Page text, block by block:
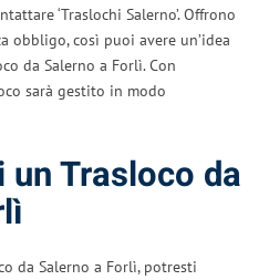
‘Traslochi Salerno’. Offrono
obbligo, così puoi avere un’idea
da Salerno a Forlì. Con
sarà gestito in modo
un Trasloco da
da Salerno a Forlì, potresti